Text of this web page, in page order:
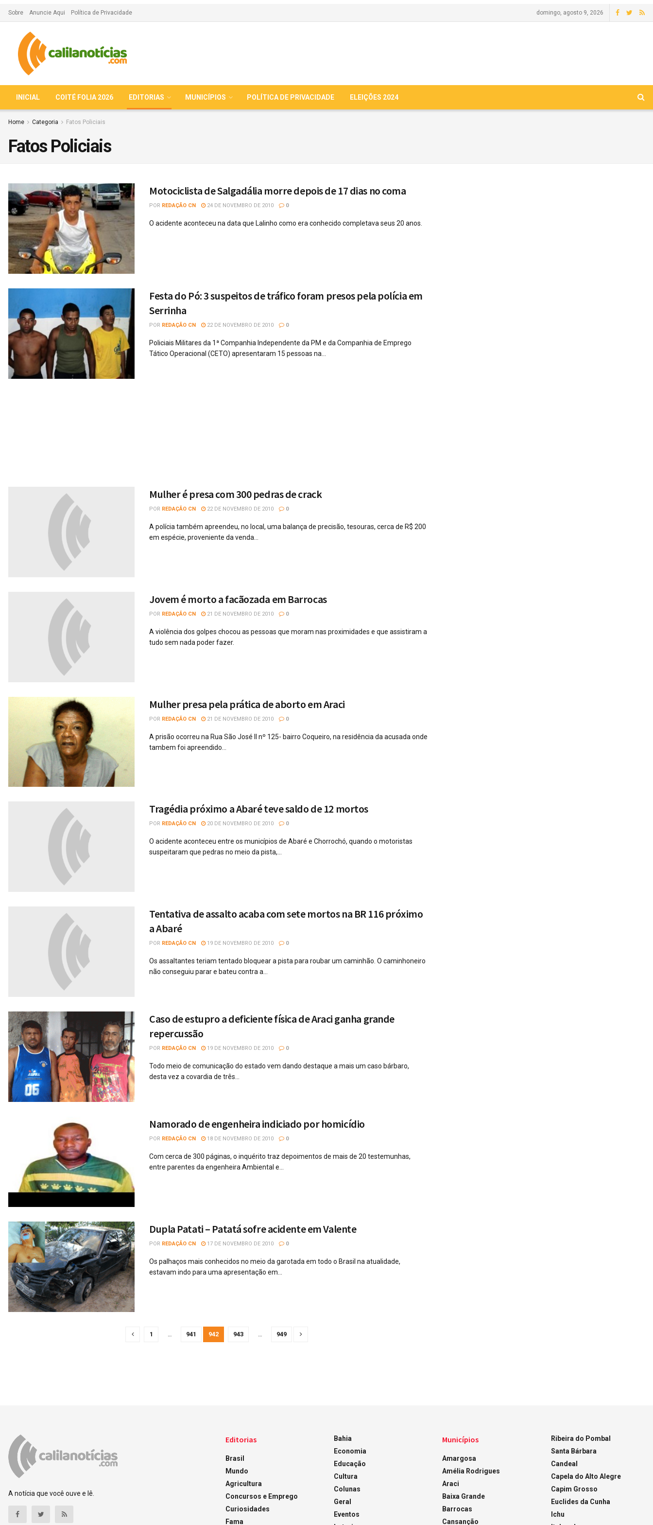
Sobre Anuncie Aqui Política de Privacidade domingo, agosto 9, 2026
INICIAL COITÉ FOLIA 2026 EDITORIAS MUNICÍPIOS POLÍTICA DE PRIVACIDADE ELEIÇÕES 2024
Home Categoria Fatos Policiais
Fatos Policiais
Motociclista de Salgadália morre depois de 17 dias no coma
POR REDAÇÃO CN 24 DE NOVEMBRO DE 2010 0
O acidente aconteceu na data que Lalinho como era conhecido completava seus 20 anos.
Festa do Pó: 3 suspeitos de tráfico foram presos pela polícia em
Serrinha
POR REDAÇÃO CN 22 DE NOVEMBRO DE 2010 0
Policiais Militares da 1ª Companhia Independente da PM e da Companhia de Emprego
Tático Operacional (CETO) apresentaram 15 pessoas na...
Mulher é presa com 300 pedras de crack
POR REDAÇÃO CN 22 DE NOVEMBRO DE 2010 0
A polícia também apreendeu, no local, uma balança de precisão, tesouras, cerca de R$ 200
em espécie, proveniente da venda...
Jovem é morto a facãozada em Barrocas
POR REDAÇÃO CN 21 DE NOVEMBRO DE 2010 0
A violência dos golpes chocou as pessoas que moram nas proximidades e que assistiram a
tudo sem nada poder fazer.
Mulher presa pela prática de aborto em Araci
POR REDAÇÃO CN 21 DE NOVEMBRO DE 2010 0
A prisão ocorreu na Rua São José II nº 125- bairro Coqueiro, na residência da acusada onde
tambem foi apreendido...
Tragédia próximo a Abaré teve saldo de 12 mortos
POR REDAÇÃO CN 20 DE NOVEMBRO DE 2010 0
O acidente aconteceu entre os municípios de Abaré e Chorrochó, quando o motoristas
suspeitaram que pedras no meio da pista,...
Tentativa de assalto acaba com sete mortos na BR 116 próximo
a Abaré
POR REDAÇÃO CN 19 DE NOVEMBRO DE 2010 0
Os assaltantes teriam tentado bloquear a pista para roubar um caminhão. O caminhoneiro
não conseguiu parar e bateu contra a...
Caso de estupro a deficiente física de Araci ganha grande
repercussão
POR REDAÇÃO CN 19 DE NOVEMBRO DE 2010 0
Todo meio de comunicação do estado vem dando destaque a mais um caso bárbaro,
desta vez a covardia de três...
Namorado de engenheira indiciado por homicídio
POR REDAÇÃO CN 18 DE NOVEMBRO DE 2010 0
Com cerca de 300 páginas, o inquérito traz depoimentos de mais de 20 testemunhas,
entre parentes da engenheira Ambiental e...
Dupla Patati – Patatá sofre acidente em Valente
POR REDAÇÃO CN 17 DE NOVEMBRO DE 2010 0
Os palhaços mais conhecidos no meio da garotada em todo o Brasil na atualidade,
estavam indo para uma apresentação em...
1 941 942 943 949
A notícia que você ouve e lê.
Editorias
Brasil
Mundo
Agricultura
Concursos e Emprego
Curiosidades
Fama
Bahia
Economia
Educação
Cultura
Colunas
Geral
Eventos
Municípios
Amargosa
Amélia Rodrigues
Araci
Baixa Grande
Barrocas
Cansanção
Ribeira do Pombal
Santa Bárbara
Candeal
Capela do Alto Alegre
Capim Grosso
Euclides da Cunha
Ichu